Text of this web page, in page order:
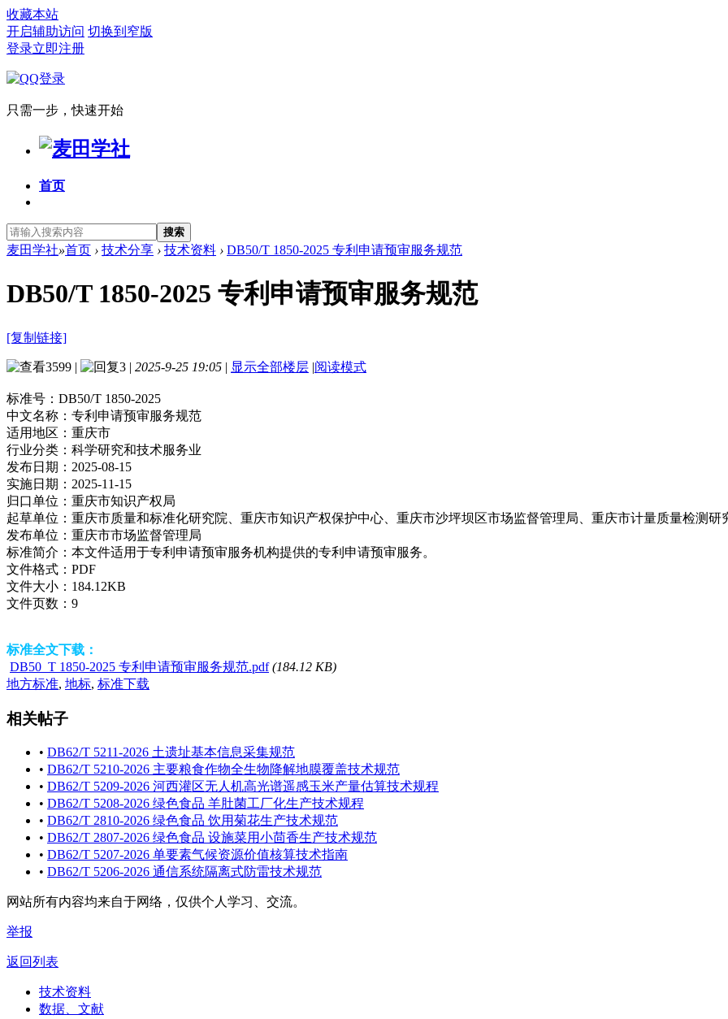
收藏本站
开启辅助访问 切换到窄版
登录立即注册
只需一步，快速开始
首页
搜索
麦田学社»首页 › 技术分享 › 技术资料 › DB50/T 1850-2025 专利申请预审服务规范
DB50/T 1850-2025 专利申请预审服务规范
[复制链接]
3599 | 3 | 2025-9-25 19:05 | 显示全部楼层 |阅读模式
标准号： DB50/T 1850-2025
中文名称： 专利申请预审服务规范
适用地区： 重庆市
行业分类： 科学研究和技术服务业
发布日期： 2025-08-15
实施日期： 2025-11-15
归口单位： 重庆市知识产权局
起草单位： 重庆市质量和标准化研究院、重庆市知识产权保护中心、重庆市沙坪坝区市场监督管理局、重庆市计量质量检测研
发布单位： 重庆市市场监督管理局
标准简介： 本文件适用于专利申请预审服务机构提供的专利申请预审服务。
文件格式： PDF
文件大小： 184.12KB
文件页数： 9
标准全文下载：
DB50_T 1850-2025 专利申请预审服务规范.pdf (184.12 KB)
地方标准, 地标, 标准下载
相关帖子
• DB62/T 5211-2026 土遗址基本信息采集规范
• DB62/T 5210-2026 主要粮食作物全生物降解地膜覆盖技术规范
• DB62/T 5209-2026 河西灌区无人机高光谱遥感玉米产量估算技术规程
• DB62/T 5208-2026 绿色食品 羊肚菌工厂化生产技术规程
• DB62/T 2810-2026 绿色食品 饮用菊花生产技术规范
• DB62/T 2807-2026 绿色食品 设施菜用小茴香生产技术规范
• DB62/T 5207-2026 单要素气候资源价值核算技术指南
• DB62/T 5206-2026 通信系统隔离式防雷技术规范
网站所有内容均来自于网络，仅供个人学习、交流。
举报
返回列表
技术资料
数据、文献